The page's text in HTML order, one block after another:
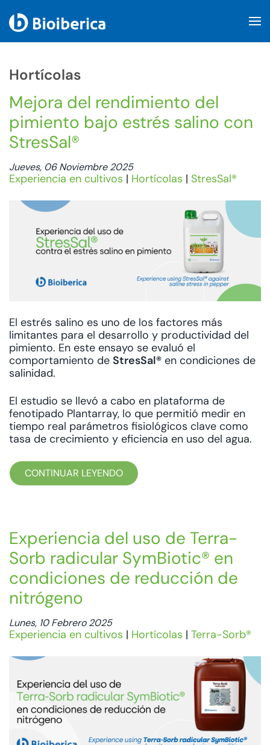
Hortícolas
Mejora del rendimiento del
pimiento bajo estrés salino con
StresSal®
Jueves, 06 Noviembre 2025
Experiencia en cultivos | Hortícolas | StresSal®
El estrés salino es uno de los factores más
limitantes para el desarrollo y productividad del
pimiento. En este ensayo se evaluó el
comportamiento de StresSal® en condiciones de
salinidad.
El estudio se llevó a cabo en plataforma de
fenotipado Plantarray, lo que permitió medir en
tiempo real parámetros fisiológicos clave como
tasa de crecimiento y eficiencia en uso del agua.
CONTINUAR LEYENDO
Experiencia del uso de Terra-
Sorb radicular SymBiotic® en
condiciones de reducción de
nitrógeno
Lunes, 10 Febrero 2025
Experiencia en cultivos | Hortícolas | Terra-Sorb®